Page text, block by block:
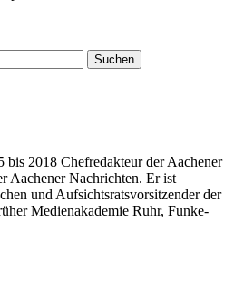
Suchen
2018 Chefredakteur der Aachener
Aachener Nachrichten. Er ist
und Aufsichtsratsvorsitzender der
Medienakademie Ruhr, Funke-